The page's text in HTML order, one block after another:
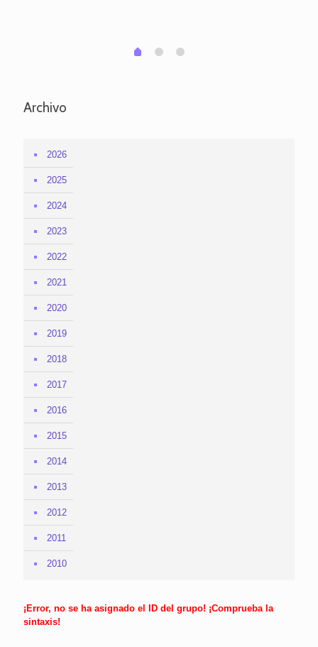
0 1 2
Archivo
2026
2025
2024
2023
2022
2021
2020
2019
2018
2017
2016
2015
2014
2013
2012
2011
2010
¡Error, no se ha asignado el ID del grupo! ¡Comprueba la
sintaxis!